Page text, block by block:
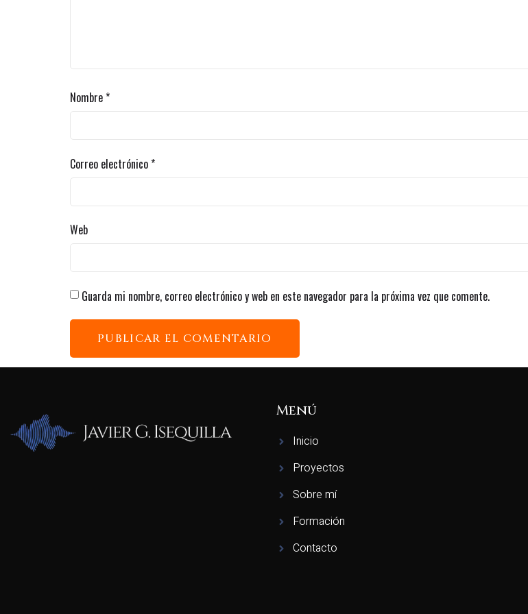
Nombre*
Correo electrónico*
Web
Guarda mi nombre, correo electrónico y web en este navegador para la próxima vez que comente.
Menú
Inicio
Proyectos
Sobre mí
Formación
Contacto